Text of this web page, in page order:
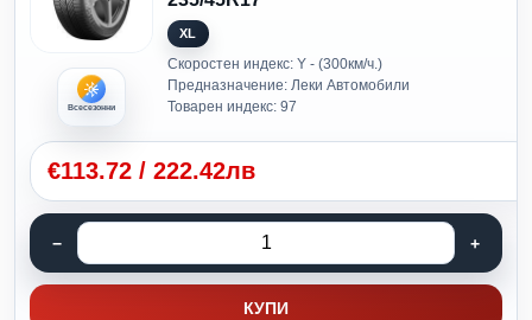
Всесезонни
XL
Скоростен индекс: Y - (300км/ч.)
Предназначение: Леки Автомобили
Товарен индекс: 97
€113.72 / 222.42лв
КУПИ